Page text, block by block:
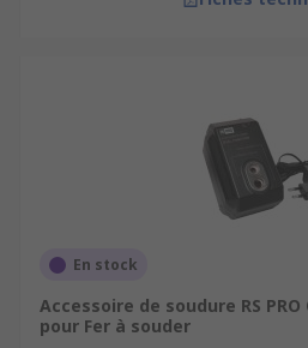
En stock
Accessoire de soudure RS
pour Fer à souder